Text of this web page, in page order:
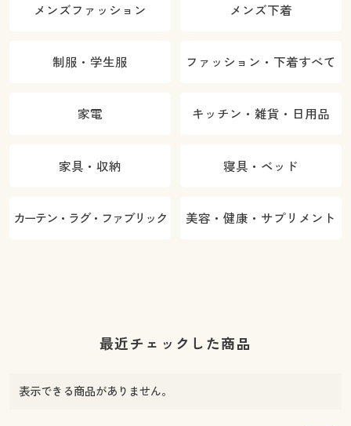
メンズファッション メンズ下着
制服・学生服 ファッション・下着すべて
家電 キッチン・雑貨・日用品
家具・収納 寝具・ベッド
カーテン・ラグ・ファブリック 美容・健康・サプリメント
最近チェックした商品
表示できる商品がありません。